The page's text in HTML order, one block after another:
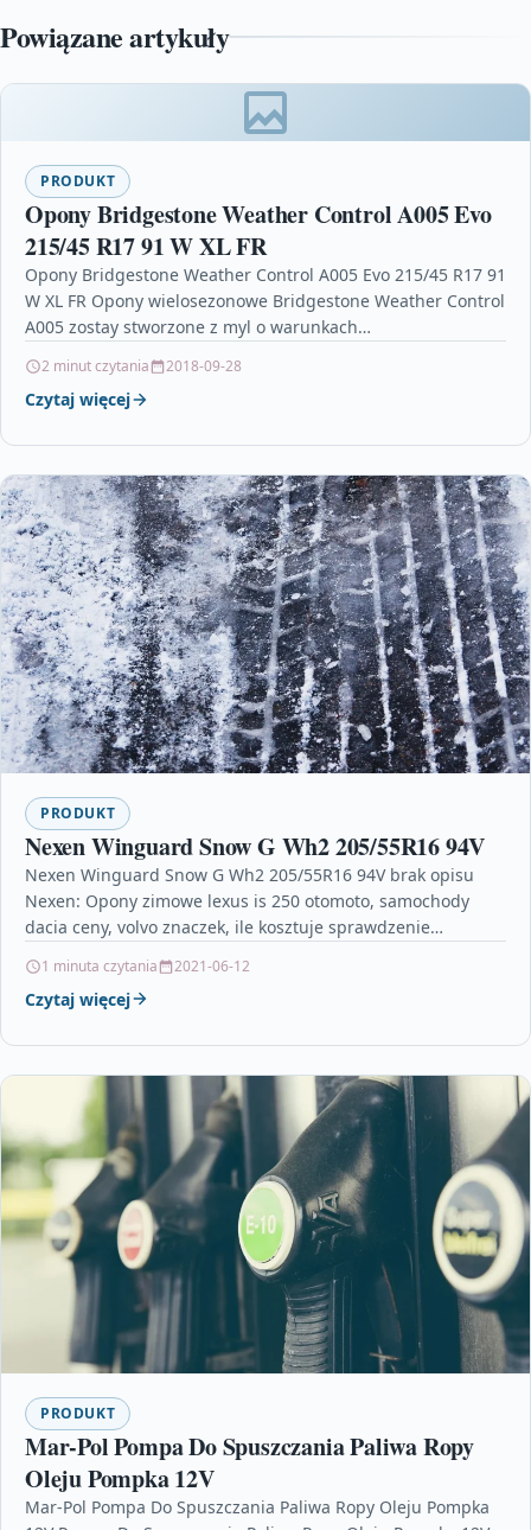
Powiązane artykuły
PRODUKT
Opony Bridgestone Weather Control A005 Evo
215/45 R17 91 W XL FR
Opony Bridgestone Weather Control A005 Evo 215/45 R17 91
W XL FR Opony wielosezonowe Bridgestone Weather Control
A005 zostay stworzone z myl o warunkach…
2 minut czytania 2018-09-28
Czytaj więcej
PRODUKT
Nexen Winguard Snow G Wh2 205/55R16 94V
Nexen Winguard Snow G Wh2 205/55R16 94V brak opisu
Nexen: Opony zimowe lexus is 250 otomoto, samochody
dacia ceny, volvo znaczek, ile kosztuje sprawdzenie…
1 minuta czytania 2021-06-12
Czytaj więcej
PRODUKT
Mar-Pol Pompa Do Spuszczania Paliwa Ropy
Oleju Pompka 12V
Mar-Pol Pompa Do Spuszczania Paliwa Ropy Oleju Pompka